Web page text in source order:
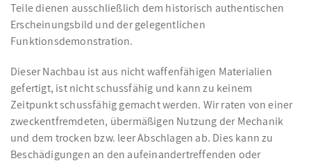
Teile dienen ausschließlich dem historisch authentischen
Erscheinungsbild und der gelegentlichen
Funktionsdemonstration.
Dieser Nachbau ist aus nicht waffenfähigen Materialien
gefertigt, ist nicht schussfähig und kann zu keinem
Zeitpunkt schussfähig gemacht werden. Wir raten von einer
zweckentfremdeten, übermäßigen Nutzung der Mechanik
und dem trocken bzw. leer Abschlagen ab. Dies kann zu
Beschädigungen an den aufeinandertreffenden oder